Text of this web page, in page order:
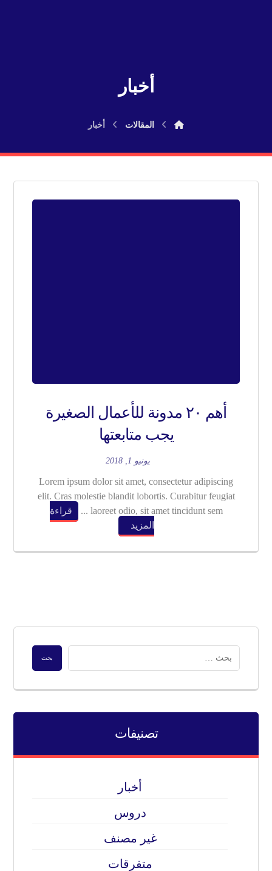
أخبار
المقالات أخبار
أهم ٢٠ مدونة للأعمال الصغيرة
يجب متابعتها
يونيو 1, 2018
Lorem ipsum dolor sit amet, consectetur adipiscing
elit. Cras molestie blandit lobortis. Curabitur feugiat
laoreet odio, sit amet tincidunt sem ...
قراءة
المزيد
تصنيفات
أخبار
دروس
غير مصنف
متفرقات